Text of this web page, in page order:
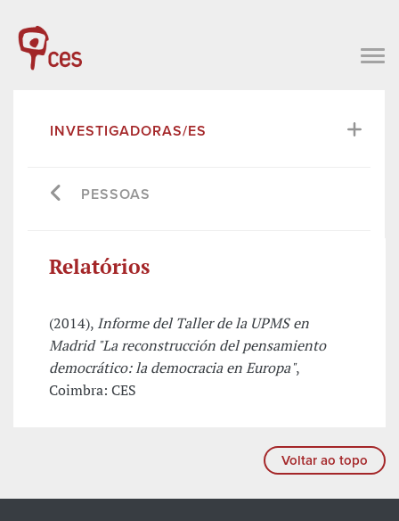
INVESTIGADORAS/ES
PESSOAS
Relatórios
(2014), Informe del Taller de la UPMS en
Madrid "La reconstrucción del pensamiento
democrático: la democracia en Europa",
Coimbra: CES
Voltar ao topo